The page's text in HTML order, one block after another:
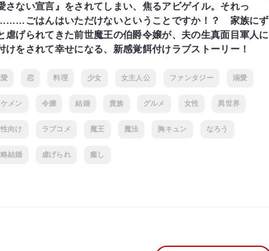
さない宣言』をされてしまい、焦るアビゲイル。それっ
ごはんはいただけないということですか！？ 家族にず
虐げられてきた前世魔王の伯爵令嬢が、夫の生真面目軍人に
けをされて幸せになる、新感覚餌付けラブストーリー！
恋 料理 少女 女主人公 ファンタジー 溺愛
メン 令嬢 結婚 貴族 グルメ 女性 異世界
向け ラブコメ 魔王 魔法 胸キュン なろう
結婚 虐げられ 癒し